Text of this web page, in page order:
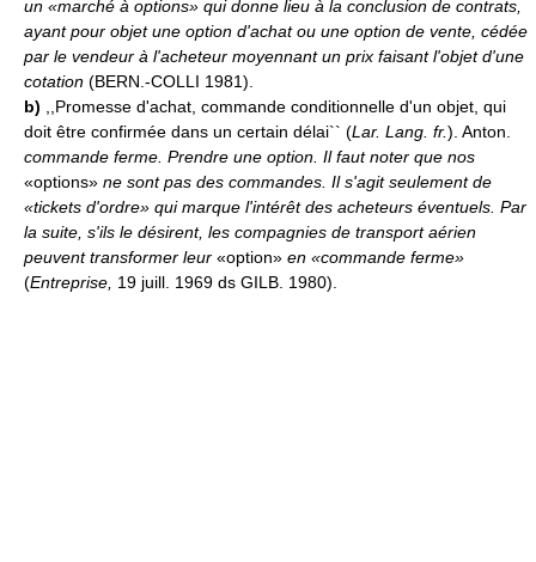
un «marché à options» qui donne lieu à la conclusion de contrats,
ayant pour objet une option d'achat ou une option de vente, cédée
par le vendeur à l'acheteur moyennant un prix faisant l'objet d'une
cotation (BERN.-COLLI 1981).
b) ,,Promesse d'achat, commande conditionnelle d'un objet, qui
doit être confirmée dans un certain délai`` (Lar. Lang. fr.). Anton.
commande ferme. Prendre une option. Il faut noter que nos
«options» ne sont pas des commandes. Il s'agit seulement de
«tickets d'ordre» qui marque l'intérêt des acheteurs éventuels. Par
la suite, s'ils le désirent, les compagnies de transport aérien
peuvent transformer leur «option» en «commande ferme»
(Entreprise, 19 juill. 1969 ds GILB. 1980).